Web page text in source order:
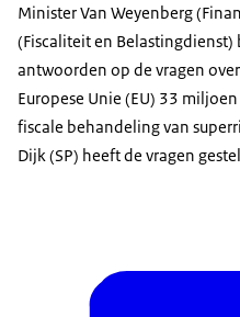
Minister Van Weyenberg
(Fiscaliteit en Belastingdienst)
antwoorden op de vragen
Europese Unie (EU) 33
fiscale behandeling van
Dijk (SP) heeft de vragen